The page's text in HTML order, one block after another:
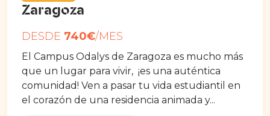
Zaragoza
DESDE 740€/MES
El Campus Odalys de Zaragoza es mucho más
que un lugar para vivir, ¡es una auténtica
comunidad! Ven a pasar tu vida estudiantil en
el corazón de una residencia animada y...